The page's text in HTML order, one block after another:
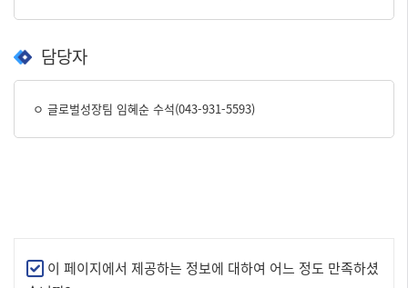
담당자
ㅇ 글로벌성장팀 임혜순 수석(043-931-5593)
만이 페이지에서 제공하는 정보에 대하여 어느 정도 만족하셨